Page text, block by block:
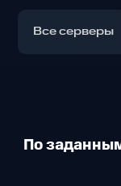
Все серверы
По